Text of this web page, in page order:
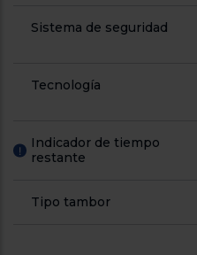
Sistema de seguridad
Tecnología
!
Indicador de tiempo
restante
Tipo tambor